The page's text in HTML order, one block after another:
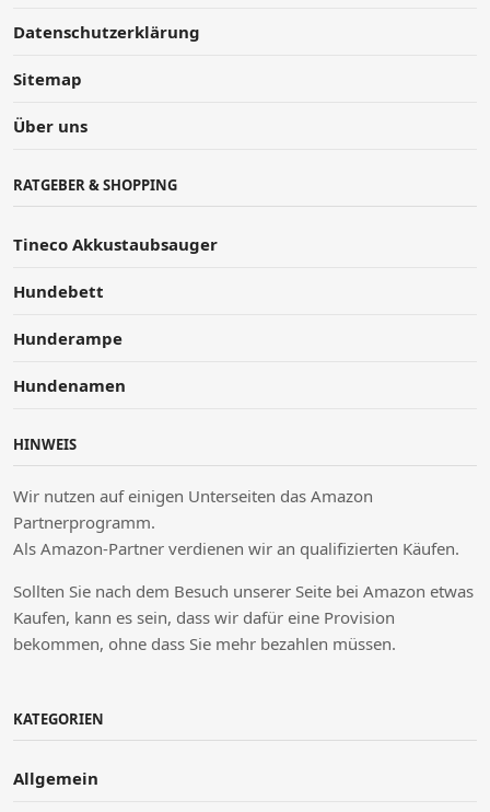
Datenschutzerklärung
Sitemap
Über uns
RATGEBER & SHOPPING
Tineco Akkustaubsauger
Hundebett
Hunderampe
Hundenamen
HINWEIS
Wir nutzen auf einigen Unterseiten das Amazon
Partnerprogramm.
Als Amazon-Partner verdienen wir an qualifizierten Käufen.
Sollten Sie nach dem Besuch unserer Seite bei Amazon etwas
Kaufen, kann es sein, dass wir dafür eine Provision
bekommen, ohne dass Sie mehr bezahlen müssen.
KATEGORIEN
Allgemein